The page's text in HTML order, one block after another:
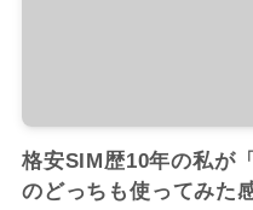
格安SIM歴10年の私が
のどっちも使ってみた